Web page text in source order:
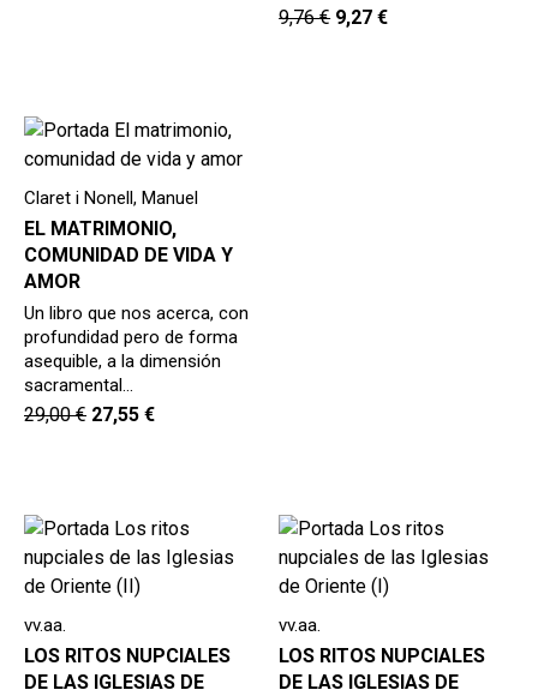
9,76€ 9,27€
Claret i Nonell, Manuel
EL MATRIMONIO,
COMUNIDAD DE VIDA Y
AMOR
Un libro que nos acerca, con
profundidad pero de forma
asequible, a la dimensión
sacramental…
29,00€ 27,55 €
vv.aa.
LOS RITOS NUPCIALES
DE LAS IGLESIAS DE
vv.aa.
LOS RITOS NUPCIALES
DE LAS IGLESIAS DE